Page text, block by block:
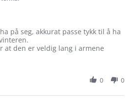
på seg, akkurat passe tykk til å ha
at den er veldig lang i armene
0 0